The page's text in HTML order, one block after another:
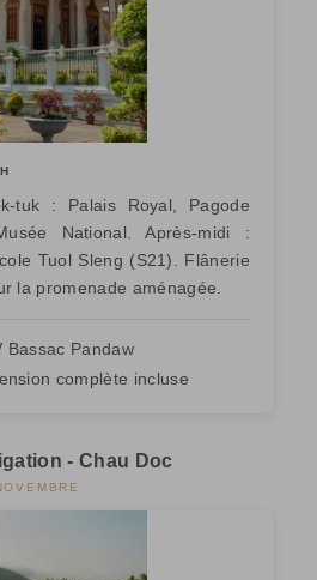
tuk : Palais Royal, Pagode
National. Après-midi :
Tuol Sleng (S21). Flânerie
la promenade aménagée.
Bassac Pandaw
complète incluse
- Chau Doc